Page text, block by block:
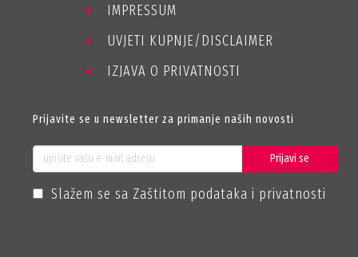
IMPRESSUM
UVJETI KUPNJE/DISCLAIMER
IZJAVA O PRIVATNOSTI
Prijavite se u newsletter za primanje naših novosti
Prijavi se
Slažem se sa Zaštitom podataka i privatnosti